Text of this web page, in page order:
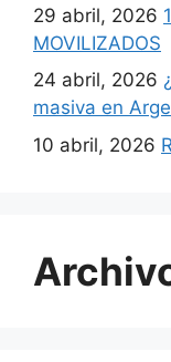
29 abril, 2026
MOVILIZADOS
24 abril, 2026
masiva en
10 abril, 2026